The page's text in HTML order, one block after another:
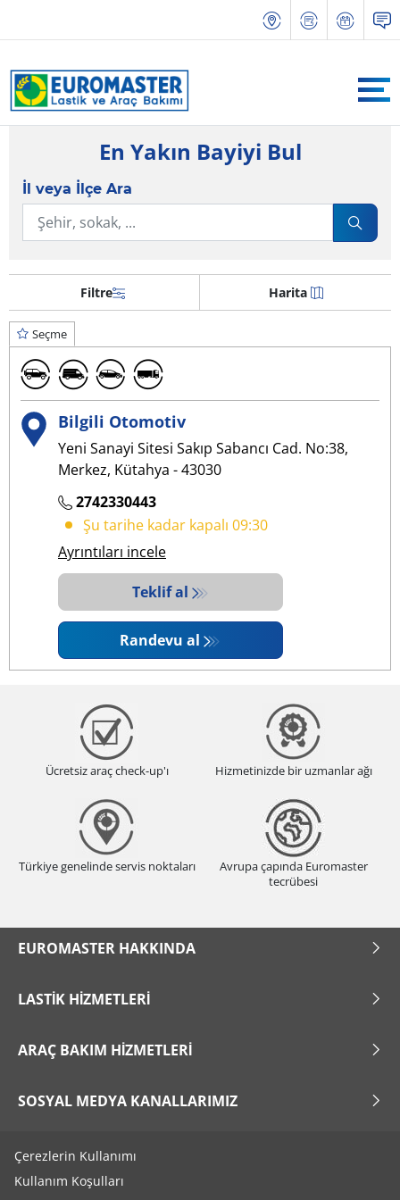
En Yakın Bayiyi Bul
İl veya İlçe Ara
Filtre Harita
Seçme
Bilgili Otomotiv
Yeni Sanayi Sitesi Sakıp Sabancı Cad. No:38,
Merkez, Kütahya - 43030
2742330443
Şu tarihe kadar kapalı 09:30
Ayrıntıları incele
Teklif al
Randevu al
Ücretsiz araç check-up'ı Hizmetinizde bir uzmanlar ağı
Türkiye genelinde servis noktaları
Avrupa çapında Euromaster
tecrübesi
EUROMASTER HAKKINDA
LASTIK HIZMETLERI
ARAÇ BAKIM HIZMETLERI
SOSYAL MEDYA KANALLARIMIZ
Çerezlerin Kullanımı
Kullanım Koşulları